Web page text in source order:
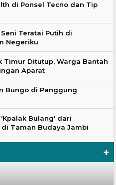
di Ponsel Tecno dan Tip
Teratai Putih di
Negeriku
Timur Ditutup, Warga Bantah
Aparat
Bungo di Panggung
Bulang' dari
Taman Budaya Jambi
+